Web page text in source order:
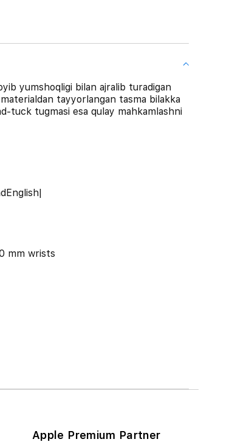
yumshoqligi bilan ajralib turadigan
tayyorlangan tasma bilakka
tuck tugmasi esa qulay mahkamlashni
mm wrists
Apple Premium Partner